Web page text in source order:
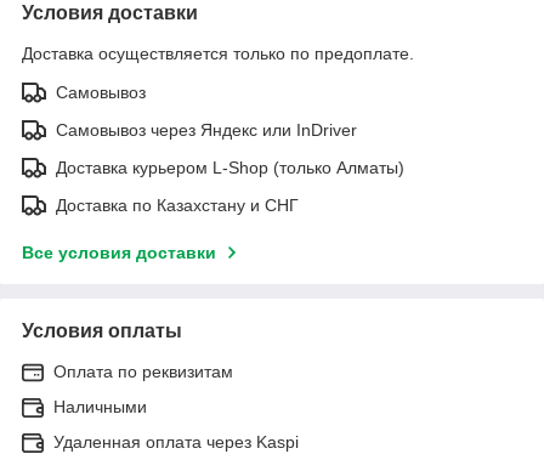
Условия доставки
Доставка осуществляется только по предоплате.
Самовывоз
Самовывоз через Яндекс или InDriver
Доставка курьером L-Shop (только Алматы)
Доставка по Казахстану и СНГ
Все условия доставки
Условия оплаты
Оплата по реквизитам
Наличными
Удаленная оплата через Kaspi